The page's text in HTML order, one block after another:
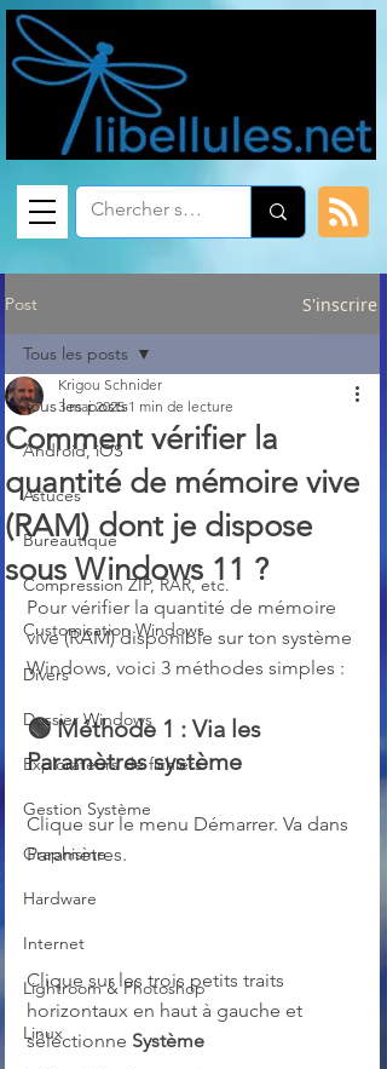
Post S'inscrire
Tous les posts
Android, iOS
Astuces
Bureautique
Compression ZIP, RAR, etc.
Customisation Windows
Divers
Dossier Windows
Explorateurs de fichiers
Gestion Système
Graphisme
Hardware
Internet
Lightroom & Photoshop
Linux
Tous les posts
Comment vérifier la
quantité de mémoire vive
(RAM) dont je dispose
sous Windows 11 ?
Krigou Schnider
3 mai 2025 1 min de lecture
Pour vérifier la quantité de mémoire
vive (RAM) disponible sur ton système
Windows, voici 3 méthodes simples :
🟢 Méthode 1 : Via les
Paramètres système
Clique sur le menu Démarrer. Va dans
Paramètres.
Clique sur les trois petits traits
horizontaux en haut à gauche et
sélectionne Système